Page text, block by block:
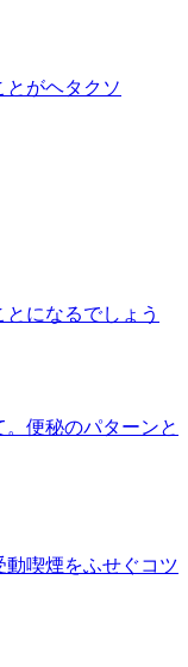
がヘタクソ
になるでしょう
便秘のパターンと
喫煙をふせぐコツ